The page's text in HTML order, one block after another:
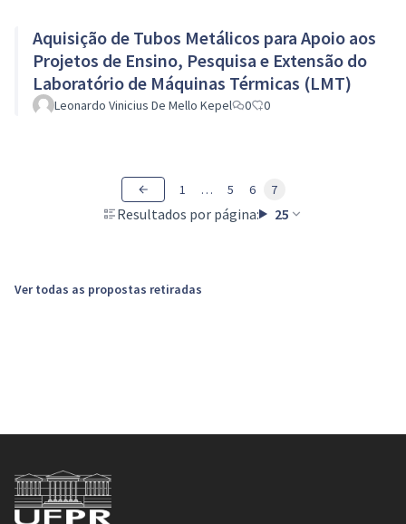
Aquisição de Tubos Metálicos para Apoio aos
Projetos de Ensino, Pesquisa e Extensão do
Laboratório de Máquinas Térmicas (LMT)
Leonardo Vinicius De Mello Kepel 0 0
Resultados por página: 25
1 … 5 6 7
Ver todas as propostas retiradas